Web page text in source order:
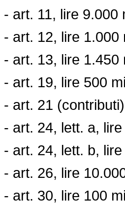
- art. 11, lire 9.000
- art. 12, lire 1.000
- art. 13, lire 1.450
- art. 19, lire 500
- art. 21
- art. 24, lett. a,
- art. 24, lett. b,
- art. 26, lire
- art. 30, lire 100